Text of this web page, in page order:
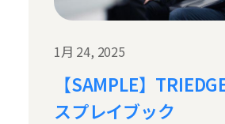
1月 24, 2025
【SAMPLE】
スプレイブック